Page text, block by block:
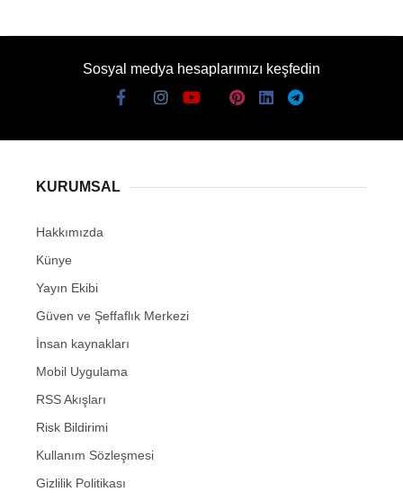
Sosyal medya hesaplarımızı keşfedin
KURUMSAL
Hakkımızda
Künye
Yayın Ekibi
Güven ve Şeffaflık Merkezi
İnsan kaynakları
Mobil Uygulama
RSS Akışları
Risk Bildirimi
Kullanım Sözleşmesi
Gizlilik Politikası